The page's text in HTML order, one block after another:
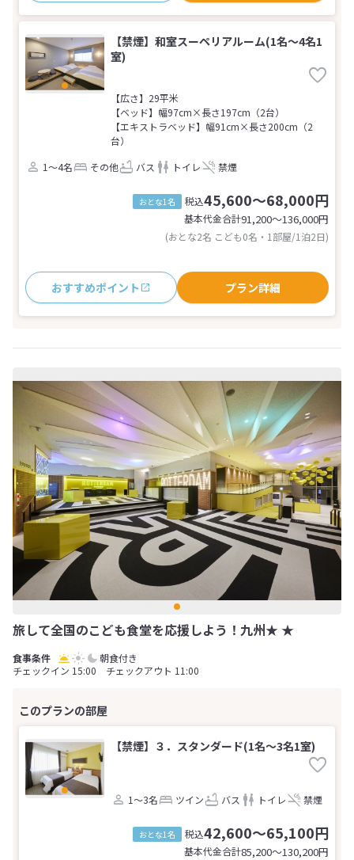
【禁煙】和室スーペリアルーム(1名～4名1
室)
【広さ】29平米
【ベッド】幅97cm×長さ197cm（2台）
【エキストラベッド】幅91cm×長さ200cm（2
台）
1～4名
その他 バス トイレ 禁煙
おとな1名 税込45,600～68,000円
基本代金合計91,200〜136,000円
(おとな2名 こども0名・1部屋/1泊2日)
おすすめポイント プラン詳細
旅して全国のこども食堂を応援しよう！九州★ ★
朝食付き
チェックイン 15:00 チェックアウト 11:00
【禁煙】３．スタンダード(1名～3名1室)
1～3名 ツイン バス トイレ 禁煙
おとな1名 税込42,600～65,100円
基本代金合計85,200〜130,200円